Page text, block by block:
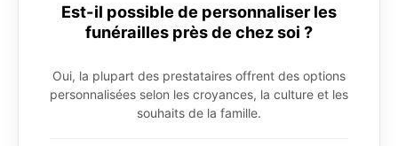
Est-il possible de personnaliser les
funérailles près de chez soi ?
Oui, la plupart des prestataires offrent des options
personnalisées selon les croyances, la culture et les
souhaits de la famille.